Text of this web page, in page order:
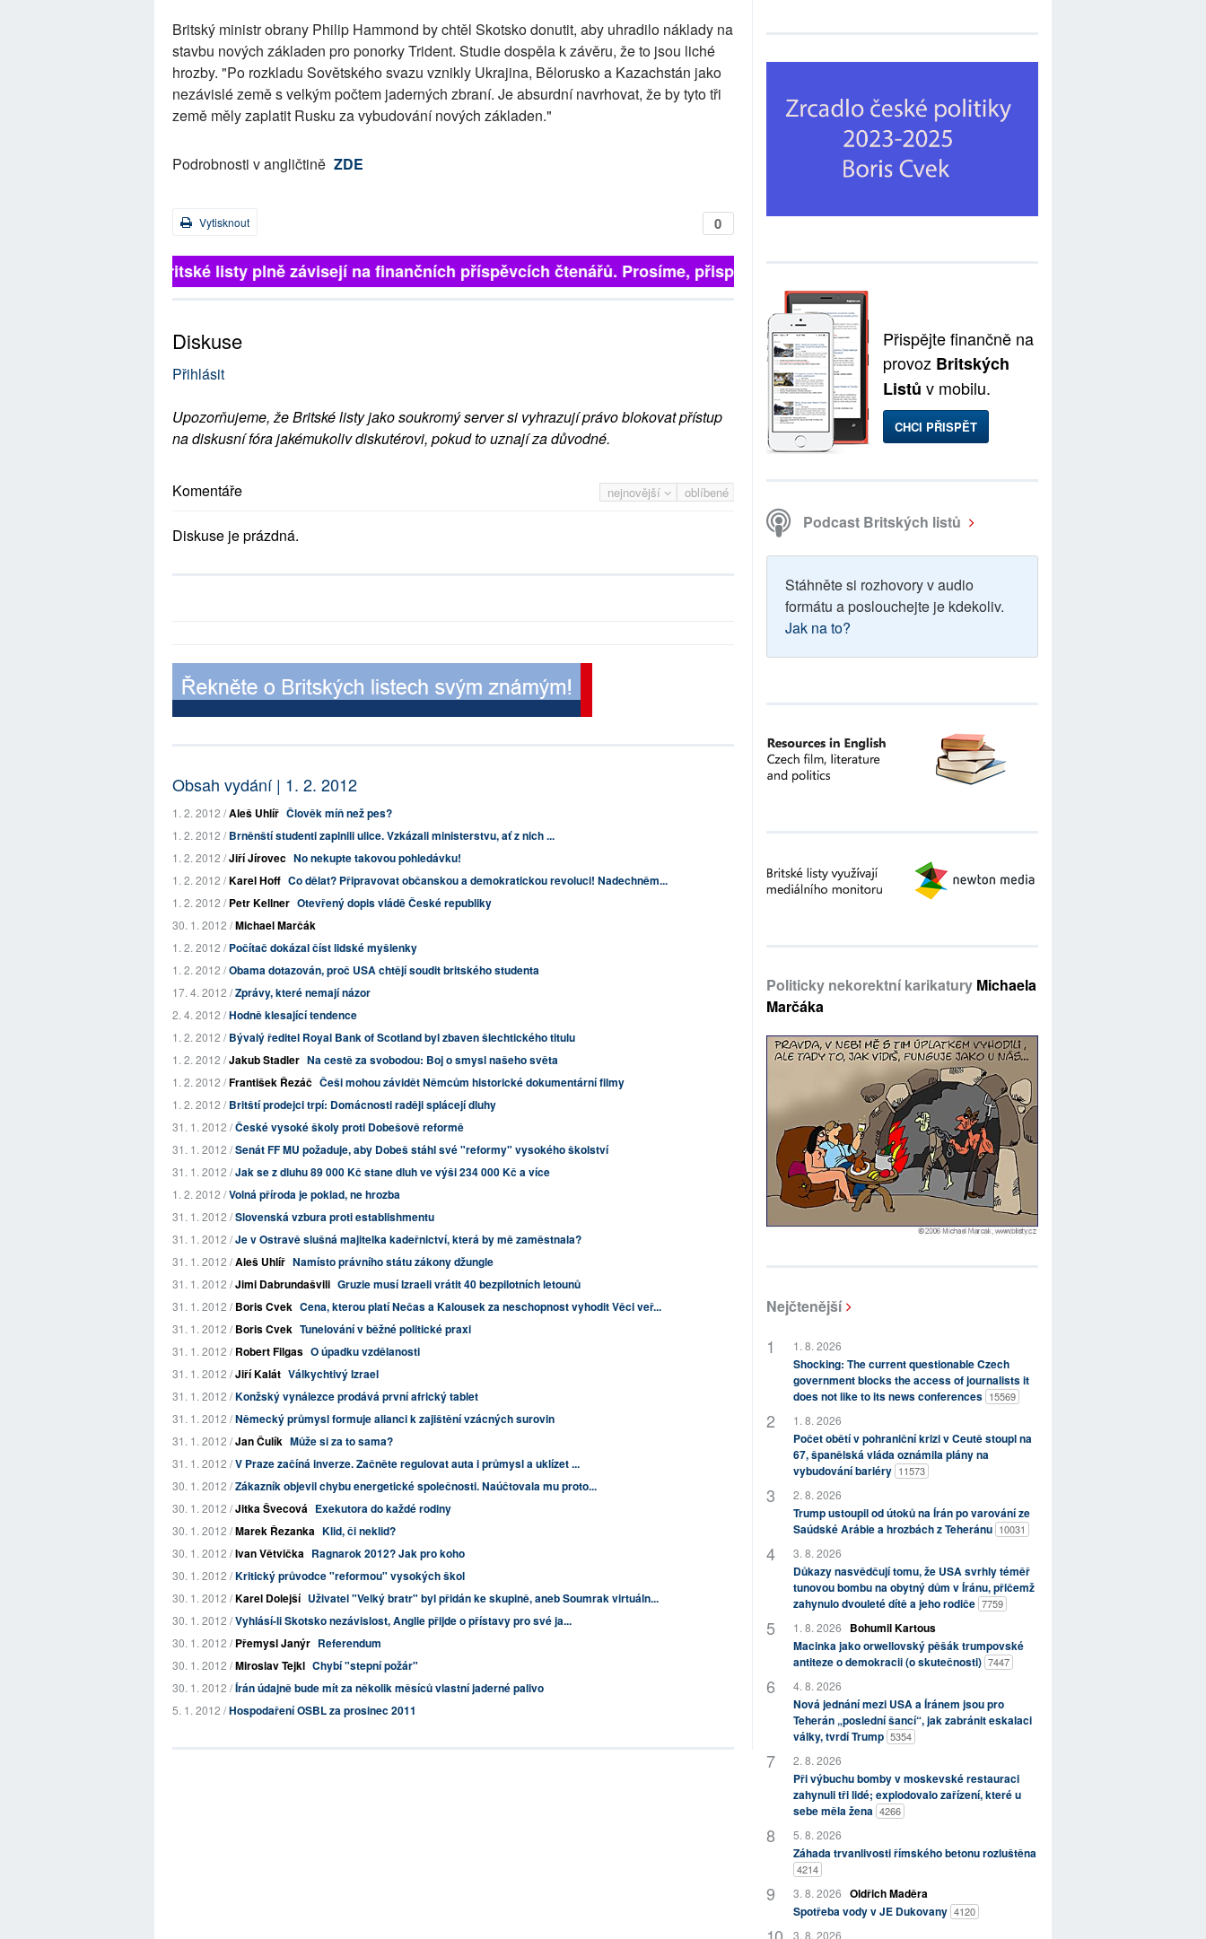
Britský ministr obrany Philip Hammond by chtěl Skotsko donutit, aby uhradilo náklady na
stavbu nových základen pro ponorky Trident. Studie dospěla k závěru, že to jsou liché
hrozby. "Po rozkladu Sovětského svazu vznikly Ukrajina, Bělorusko a Kazachstán jako
nezávislé země s velkým počtem jaderných zbraní. Je absurdní navrhovat, že by tyto tři
země měly zaplatit Rusku za vybudování nových základen."
Podrobnosti v angličtině ZDE
0
Vytisknout
Britské listy plně závisejí na finančních příspěvcích čtenářů. Prosíme, přispějte. ➥
Diskuse
Přihlásit
Upozorňujeme, že Britské listy jako soukromý server si vyhrazují právo blokovat přístup
na diskusní fóra jakémukoliv diskutérovi, pokud to uznají za důvodné.
nejnovější oblíbené
Komentáře
Diskuse je prázdná.
Obsah vydání | 1. 2. 2012
1. 2. 2012 /Aleš Uhlíř Člověk míň než pes?
1. 2. 2012 /Brněnští studenti zaplnili ulice. Vzkázali ministerstvu, ať z nich ...
1. 2. 2012 /Jiří Jírovec No nekupte takovou pohledávku!
1. 2. 2012 /Karel Hoff Co dělat? Připravovat občanskou a demokratickou revoluci! Nadechněm...
1. 2. 2012 /Petr Kellner Otevřený dopis vládě České republiky
30. 1. 2012 /Michael Marčák
1. 2. 2012 /Počítač dokázal číst lidské myšlenky
1. 2. 2012 /Obama dotazován, proč USA chtějí soudit britského studenta
17. 4. 2012 /Zprávy, které nemají názor
2. 4. 2012 /Hodně klesající tendence
1. 2. 2012 /Bývalý ředitel Royal Bank of Scotland byl zbaven šlechtického titulu
1. 2. 2012 /Jakub Stadler Na cestě za svobodou: Boj o smysl našeho světa
1. 2. 2012 /František Řezáč Češi mohou závidět Němcům historické dokumentární filmy
1. 2. 2012 /Britští prodejci trpí: Domácnosti raději splácejí dluhy
31. 1. 2012 /České vysoké školy proti Dobešově reformě
31. 1. 2012 /Senát FF MU požaduje, aby Dobeš stáhl své "reformy" vysokého školství
31. 1. 2012 /Jak se z dluhu 89 000 Kč stane dluh ve výši 234 000 Kč a více
1. 2. 2012 /Volná příroda je poklad, ne hrozba
31. 1. 2012 /Slovenská vzbura proti establishmentu
31. 1. 2012 /Je v Ostravě slušná majitelka kadeřnictví, která by mě zaměstnala?
31. 1. 2012 /Aleš Uhlíř Namísto právního státu zákony džungle
31. 1. 2012 /Jimi Dabrundašvili Gruzie musí Izraeli vrátit 40 bezpilotních letounů
31. 1. 2012 /Boris Cvek Cena, kterou platí Nečas a Kalousek za neschopnost vyhodit Věci veř...
31. 1. 2012 /Boris Cvek Tunelování v běžné politické praxi
31. 1. 2012 /Robert Filgas O úpadku vzdělanosti
31. 1. 2012 /Jiří Kalát Válkychtivý Izrael
31. 1. 2012 /Konžský vynálezce prodává první africký tablet
31. 1. 2012 /Německý průmysl formuje alianci k zajištění vzácných surovin
31. 1. 2012 /Jan Čulík Může si za to sama?
31. 1. 2012 /V Praze začíná inverze. Začněte regulovat auta i průmysl a uklízet ...
30. 1. 2012 /Zákazník objevil chybu energetické společnosti. Naúčtovala mu proto...
30. 1. 2012 /Jitka Švecová Exekutora do každé rodiny
30. 1. 2012 /Marek Řezanka Klid, či neklid?
30. 1. 2012 /Ivan Větvička Ragnarok 2012? Jak pro koho
30. 1. 2012 /Kritický průvodce "reformou" vysokých škol
30. 1. 2012 /Karel Dolejší Uživatel "Velký bratr" byl přidán ke skupině, aneb Soumrak virtuáln...
30. 1. 2012 /Vyhlásí-li Skotsko nezávislost, Anglie přijde o přístavy pro své ja...
30. 1. 2012 /Přemysl Janýr Referendum
30. 1. 2012 /Miroslav Tejkl Chybí "stepní požár"
30. 1. 2012 /Írán údajně bude mít za několik měsíců vlastní jaderné palivo
5. 1. 2012 /Hospodaření OSBL za prosinec 2011
Přispějte finančně na
provoz Britských
Listů v mobilu.
CHCI PŘISPĚT
Podcast Britských listů
Stáhněte si rozhovory v audio
formátu a poslouchejte je kdekoliv.
Jak na to?
Politicky nekorektní karikatury Michaela
Marčáka
Nejčtenější
1. 8. 2026
Shocking: The current questionable Czech
government blocks the access of journalists it
does not like to its news conferences 15569
1. 8. 2026
Počet obětí v pohraniční krizi v Ceutě stoupl na
67, španělská vláda oznámila plány na
vybudování bariéry 11573
2. 8. 2026
Trump ustoupil od útoků na Írán po varování ze
Saúdské Arábie a hrozbách z Teheránu 10031
3. 8. 2026
Důkazy nasvědčují tomu, že USA svrhly téměř
tunovou bombu na obytný dům v Íránu, přičemž
zahynulo dvouleté dítě a jeho rodiče 7759
1. 8. 2026
Bohumil Kartous
Macinka jako orwellovský pěšák trumpovské
antiteze o demokracii (o skutečnosti) 7447
4. 8. 2026
Nová jednání mezi USA a Íránem jsou pro
Teherán „poslední šancí“, jak zabránit eskalaci
války, tvrdí Trump 5354
2. 8. 2026
Při výbuchu bomby v moskevské restauraci
zahynuli tři lidé; explodovalo zařízení, které u
sebe měla žena 4266
5. 8. 2026
Záhada trvanlivosti římského betonu rozluštěna
4214
3. 8. 2026 Oldřich Maděra
Spotřeba vody v JE Dukovany 4120
3. 8. 2026